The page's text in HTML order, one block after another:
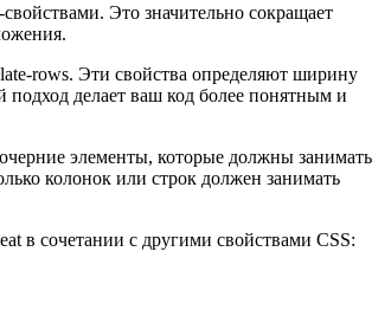
Это значительно сокращает
rows. Эти свойства определяют ширину
подход делает ваш код более понятным и
элементы, которые должны занимать
колонок или строк должен занимать
в сочетании с другими свойствами CSS: